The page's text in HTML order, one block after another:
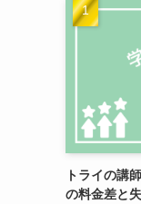
トライの講
の料金差と